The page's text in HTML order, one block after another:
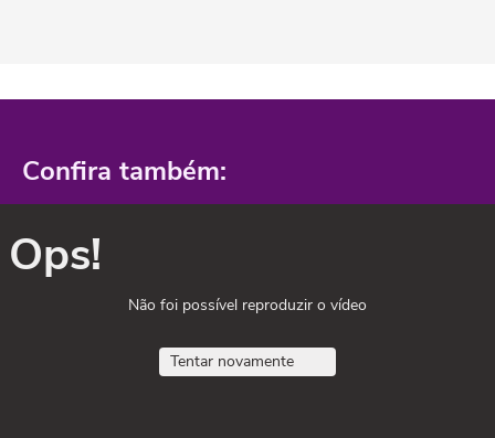
Confira também:
Ops!
Não foi possível reproduzir o vídeo
Tentar novamente